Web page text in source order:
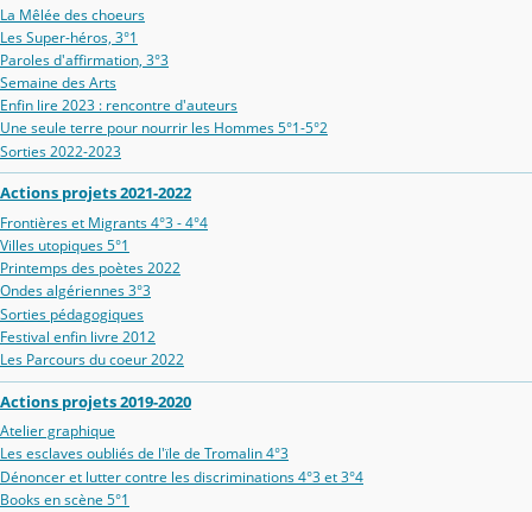
La Mêlée des choeurs
Les Super-héros, 3°1
Paroles d'affirmation, 3°3
Semaine des Arts
Enfin lire 2023 : rencontre d'auteurs
Une seule terre pour nourrir les Hommes 5°1-5°2
Sorties 2022-2023
Actions projets 2021-2022
Frontières et Migrants 4°3 - 4°4
Villes utopiques 5°1
Printemps des poètes 2022
Ondes algériennes 3°3
Sorties pédagogiques
Festival enfin livre 2012
Les Parcours du coeur 2022
Actions projets 2019-2020
Atelier graphique
Les esclaves oubliés de l'ïle de Tromalin 4°3
Dénoncer et lutter contre les discriminations 4°3 et 3°4
Books en scène 5°1